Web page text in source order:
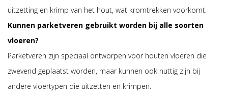
uitzetting en krimp van het hout, wat kromtrekken voorkomt.
Kunnen parketveren gebruikt worden bij alle soorten
vloeren?
Parketveren zijn speciaal ontworpen voor houten vloeren die
zwevend geplaatst worden, maar kunnen ook nuttig zijn bij
andere vloertypen die uitzetten en krimpen.